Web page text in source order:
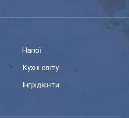
Напої
Кухні світу
Інгрідієнти